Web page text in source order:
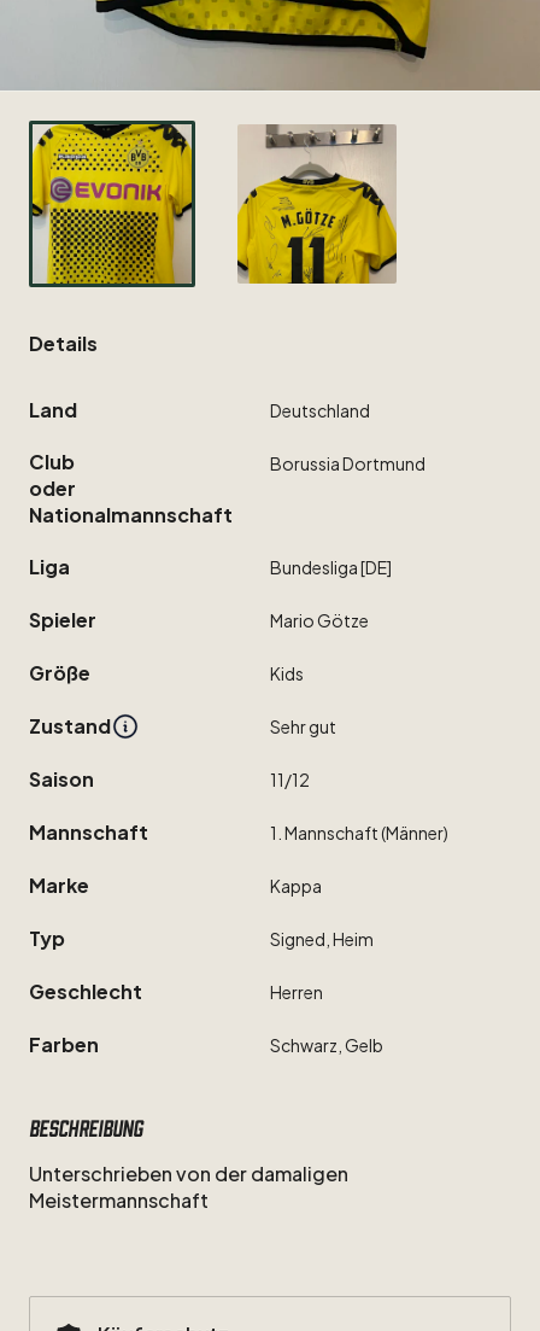
Details
Land Deutschland
Club
oder
Nationalmannschaft
BorussiaDortmund
Liga Bundesliga[DE]
Spieler MarioGötze
Größe Kids
Zustand Sehrgut
Saison 11​/​12
Mannschaft 1. Mannschaft(Männer)
Marke Kappa
Typ Signed, Heim
Geschlecht Herren
Farben Schwarz, Gelb
Beschreibung
Unterschriebenvon derdamaligen
Meistermannschaft